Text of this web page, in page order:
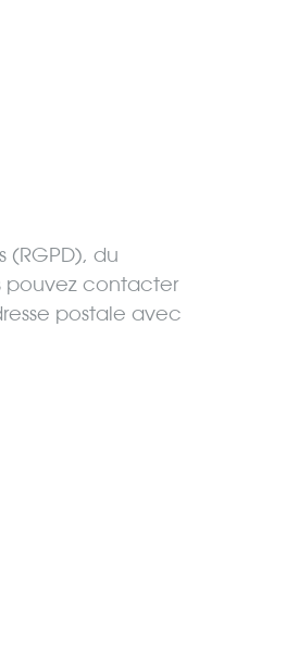
du
pouvez contacter
postale avec